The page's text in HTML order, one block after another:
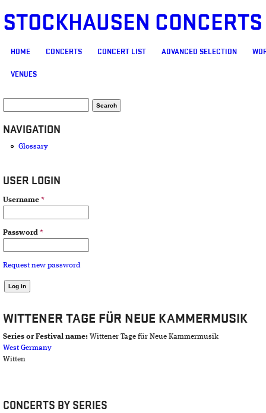
STOCKHAUSEN
MAIN MENU
HOME CONCERTS CONCERT LIST ADVANCED SELECTION
VENUES
SEARCH FORM
NAVIGATION
Glossary
USER LOGIN
Username *
Password *
Request new password
WITTENER TAGE FÜR NEUE KAMMERMUSIK
Series or Festival name: Wittener Tage für Neue Kammermusik
West Germany
Witten
CONCERTS BY SERIES